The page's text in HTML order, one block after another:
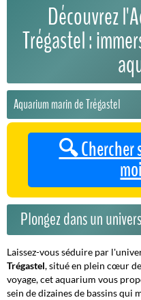
Découvrez
Trégastel :
Aquarium marin de Trégastel
🔍 Chercher
Plongez dans un
Laissez-vous séduire par
Trégastel, situé en plein cœur
voyage, cet aquarium vous
sein de dizaines de bassins qui